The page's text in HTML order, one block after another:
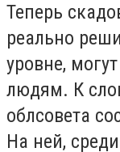
Теперь
реально
уровне,
людям. К
облсовета
На ней,